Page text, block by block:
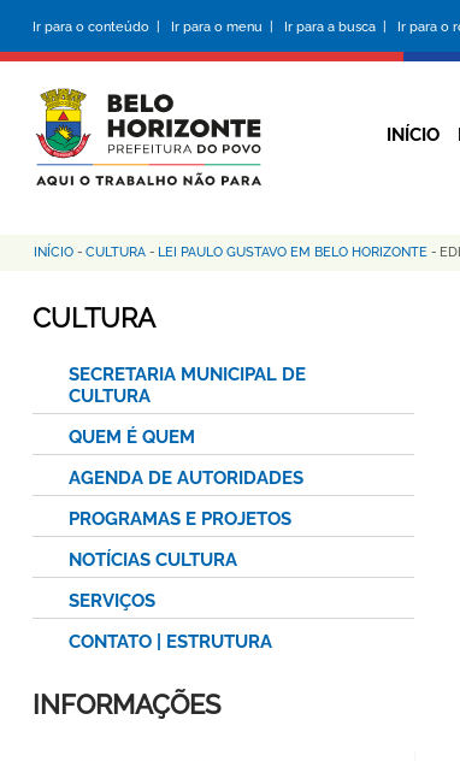
conteúdo
principal
Ir para o conteúdo | Ir para o menu | Ir para a busca | Ir para o
INÍCIO
Trilha
de
INÍCIO - CULTURA - LEI PAULO GUSTAVO EM BELO HORIZONTE -
CULTURA
SECRETARIA MUNICIPAL DE
CULTURA
QUEM É QUEM
AGENDA DE AUTORIDADES
PROGRAMAS E PROJETOS
NOTÍCIAS CULTURA
SERVIÇOS
CONTATO | ESTRUTURA
INFORMAÇÕES